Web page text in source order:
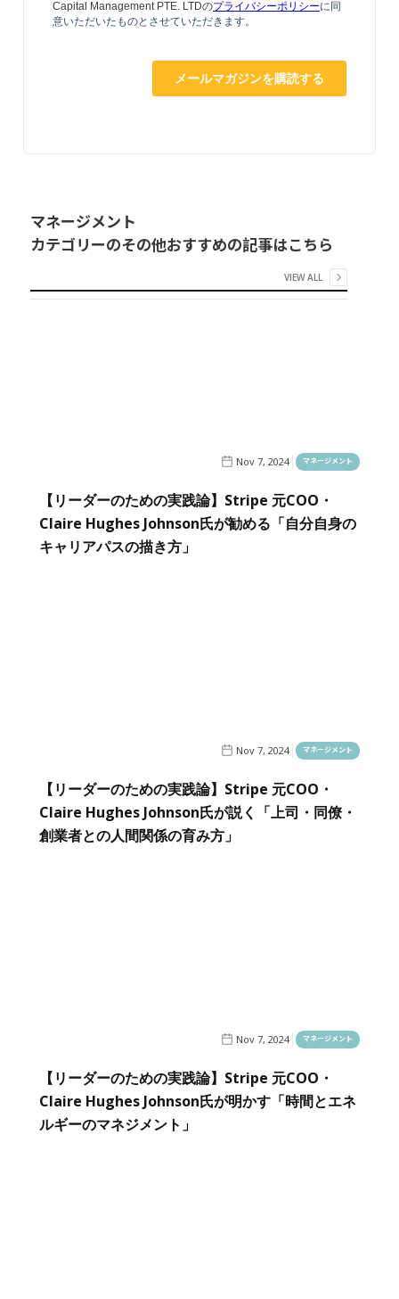
マネージメント
カテゴリーのその他おすすめの記事はこちら
VIEW ALL
Nov 7, 2024 マネージメント
【リーダーのための実践論】Stripe 元COO・
Claire Hughes Johnson氏が勧める「自分自身の
キャリアパスの描き方」
Nov 7, 2024 マネージメント
【リーダーのための実践論】Stripe 元COO・
Claire Hughes Johnson氏が説く「上司・同僚・
創業者との人間関係の育み方」
Nov 7, 2024 マネージメント
【リーダーのための実践論】Stripe 元COO・
Claire Hughes Johnson氏が明かす「時間とエネ
ルギーのマネジメント」